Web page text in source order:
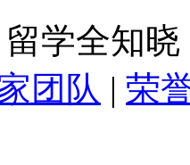
学全知晓
团队 | 荣